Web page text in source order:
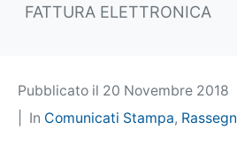
FATTURA ELETTRONICA
Pubblicato il 20 Novembre 2018
In Comunicati Stampa,